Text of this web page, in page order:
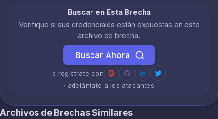
Buscar en Esta Brecha
Verifique si sus credenciales están expuestas en este
archivo de brecha.
Buscar Ahora
o regístrate con
· adelántate a los atacantes
Archivos de Brechas Similares